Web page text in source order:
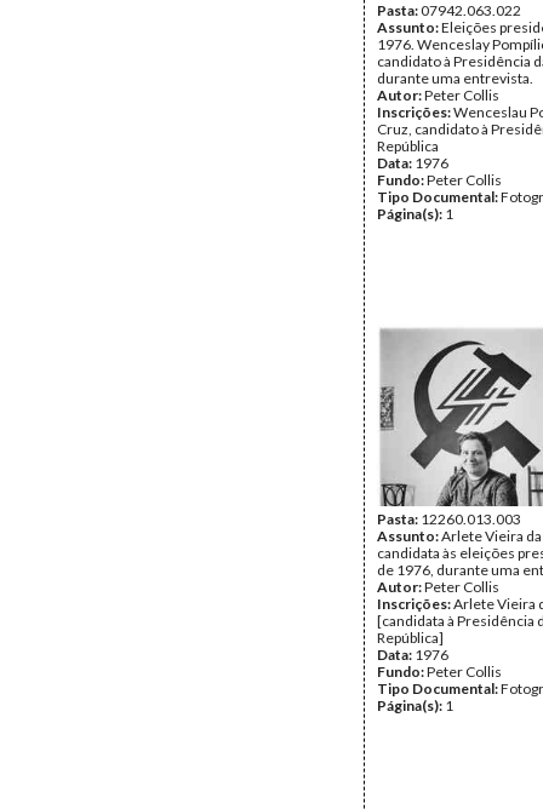
Pasta:07942.063.022
Assunto:Eleições
1976. Wenceslay
candidato à Presidência
durante uma entrevista.
Autor:Peter Collis
Inscrições:Wenceslau
Cruz, candidato à
República
Data: 1976
Fundo:Peter Collis
Tipo Documental:
Página(s): 1
Pasta: 12260.013.003
Assunto:Arlete Vieira da
candidata às eleições
de 1976, durante uma
Autor:Peter Collis
Inscrições:Arlete Vieira
[candidata à Presidência
República]
Data: 1976
Fundo:Peter Collis
Tipo Documental:
Página(s): 1